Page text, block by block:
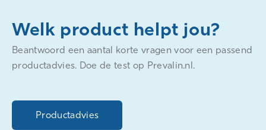
Welk product helpt jou?
Beantwoord een aantal korte vragen voor een passend
productadvies. Doe de test op Prevalin.nl.
Productadvies